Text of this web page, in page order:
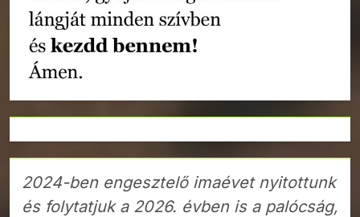
2024-ben engesztelő imaévet nyitottunk
és folytatjuk a 2026. évben is a palócság,